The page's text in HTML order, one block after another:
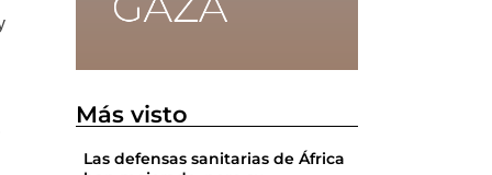
Más visto
Las defensas sanitarias de África